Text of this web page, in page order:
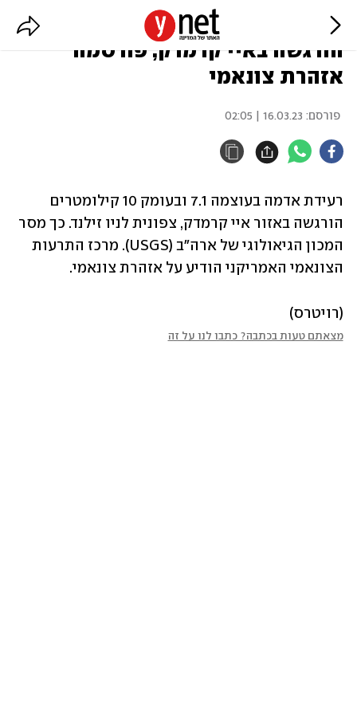
ניו זילנד: רעידת אדמה בעוצמה 7.1
הורגשה באיי קרמדק, פורסמה
אזהרת צונאמי
פורסם: 16.03.23 | 02:05
הצונאמי האמריקני הודיע על אזהרת צונאמי.
(רויטרס)
מצאתם טעות בכתבה? כתבו לנו על זה